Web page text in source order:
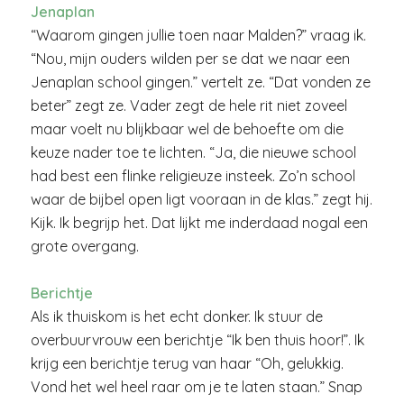
Jenaplan
“Waarom gingen jullie toen naar Malden?” vraag ik.
“Nou, mijn ouders wilden per se dat we naar een
Jenaplan school gingen.” vertelt ze. “Dat vonden ze
beter” zegt ze. Vader zegt de hele rit niet zoveel
maar voelt nu blijkbaar wel de behoefte om die
keuze nader toe te lichten. “Ja, die nieuwe school
had best een flinke religieuze insteek. Zo’n school
waar de bijbel open ligt vooraan in de klas.” zegt hij.
Kijk. Ik begrijp het. Dat lijkt me inderdaad nogal een
grote overgang.
Berichtje
Als ik thuiskom is het echt donker. Ik stuur de
overbuurvrouw een berichtje “Ik ben thuis hoor!”. Ik
krijg een berichtje terug van haar “Oh, gelukkig.
Vond het wel heel raar om je te laten staan.” Snap